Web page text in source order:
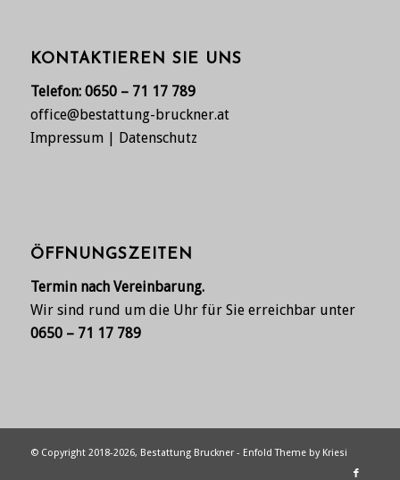
KONTAKTIEREN SIE UNS
Telefon: 0650 – 71 17 789
office@bestattung-bruckner.at
Impressum| Datenschutz
ÖFFNUNGSZEITEN
Termin nach Vereinbarung.
Wir sind rund um die Uhr für Sie erreichbar unter
0650 – 71 17 789
© Copyright 2018-2026, Bestattung Bruckner - Enfold Theme by Kriesi